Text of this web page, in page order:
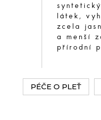
látek,
zcela
a menší
přírodní
PÉČE O PLEŤ